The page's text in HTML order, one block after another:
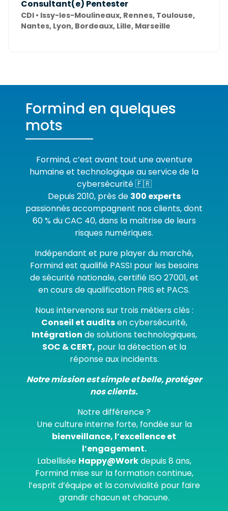
Consultant(e) Pentester
CDI • Issy-les-Moulineaux, Rennes, Toulouse,
Nantes, Lyon, Bordeaux, Lille, Marseille
Formind en quelques
mots
Formind, c’est avant tout une aventure
humaine et technologique au service de la
cybersécurité 🇫🇷
Depuis 2010, près de 300 experts
passionnés accompagnent nos clients, dont
60 % du CAC 40, dans la maîtrise de leurs
risques numériques.
Indépendant et pure player du marché,
Formind est qualifié PASSI pour les besoins
de sécurité nationale, certifié ISO 27001, et
en cours de qualification PRIS et PACS.
Nous intervenons sur trois métiers clés :
Conseil et auditsen cybersécurité,
Intégration de solutions technologiques,
SOC & CERT, pour la détection et la
réponse aux incidents.
Notre mission est simple et belle, protéger
nos clients.
Notre différence ?
Une culture interne forte, fondée sur la
bienveillance, l’excellence et
l’engagement.
Labellisée Happy@Workdepuis 8 ans,
Formind mise sur la formation continue,
l’esprit d’équipe et la convivialité pour faire
grandir chacun et chacune.